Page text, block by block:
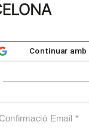
Continuar amb